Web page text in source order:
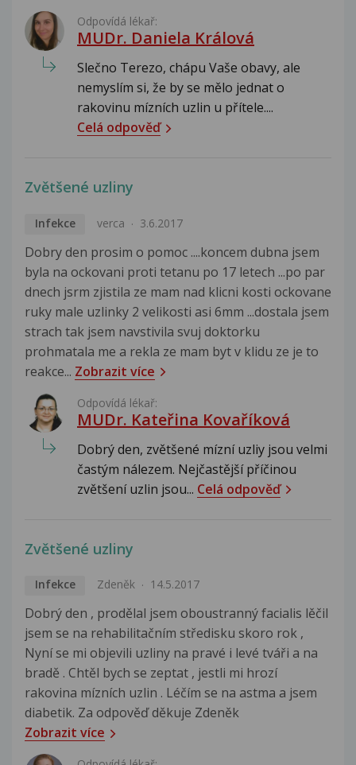
Odpovídá lékař:
MUDr. Daniela Králová
Slečno Terezo, chápu Vaše obavy, ale
nemyslím si, že by se mělo jednat o
rakovinu mízních uzlin u přítele....
Celá odpověď
Zvětšené uzliny
Infekce verca 3.6.2017
Dobry den prosim o pomoc ....koncem dubna jsem
byla na ockovani proti tetanu po 17 letech ...po par
dnech jsrm zjistila ze mam nad klicni kosti ockovane
ruky male uzlinky 2 velikosti asi 6mm ...dostala jsem
strach tak jsem navstivila svuj doktorku
prohmatala me a rekla ze mam byt v klidu ze je to
reakce... Zobrazit více
Odpovídá lékař:
MUDr. Kateřina Kovaříková
Dobrý den, zvětšené mízní uzliy jsou velmi
častým nálezem. Nejčastější příčinou
zvětšení uzlin jsou... Celá odpověď
Zvětšené uzliny
Infekce Zdeněk 14.5.2017
Dobrý den , prodělal jsem oboustranný facialis lěčil
jsem se na rehabilitačním středisku skoro rok ,
Nyní se mi objevili uzliny na pravé i levé tváři a na
bradě . Chtěl bych se zeptat , jestli mi hrozí
rakovina mízních uzlin . Léčím se na astma a jsem
diabetik. Za odpověď děkuje Zdeněk
Zobrazit více